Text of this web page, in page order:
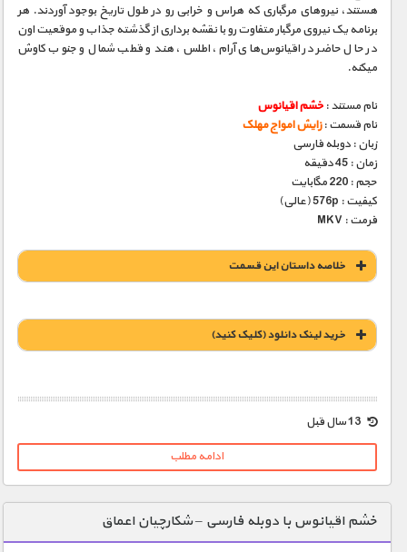
هستند، نیروهای مرگباری که هراس و خرابی رو در طول تاریخ بوجود آوردند. هر
برنامه یک نیروی مرگبار متفاوت رو با نقشه برداری از گذشته جذاب و موقعیت اون
در حال حاضر در اقیانوس‌های آرام، اطلس، هند و قطب شمال و جنوب کاوش
میکنه.
نام مستند : خشم اقیانوس
نام قسمت :زایش امواج مهلک
زبان : دوبله فارسی
زمان : 45 دقیقه
حجم : 220 مگابایت
کیفیت : 576p (عالی)
فرمت : MKV
خلاصه داستان این قسمت
خريد لينک دانلود (کليک کنيد)
1900 تومان – خريد لينک دانلود (افزودن به سبد خريد)
ادامه مطلب
خشم اقیانوس با دوبله فارسی – شکارچیان اعماق